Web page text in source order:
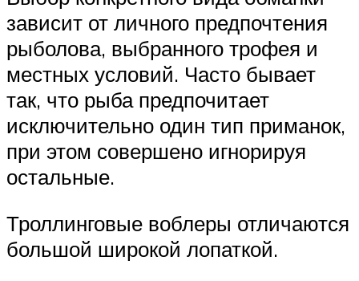
зависит от личного предпочтения
рыболова, выбранного трофея и
местных условий. Часто бывает
так, что рыба предпочитает
исключительно один тип приманок,
при этом совершено игнорируя
остальные.
Троллинговые воблеры отличаются
большой широкой лопаткой.